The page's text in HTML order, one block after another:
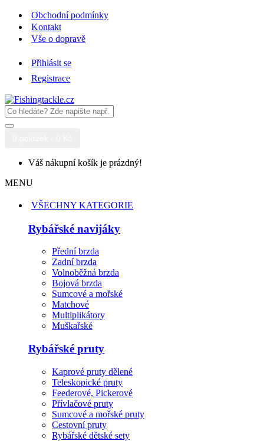
Obchodní podmínky
Kontakt
Vše o dopravě
Přihlásit se
Registrace
Váš nákupní košík je prázdný!
MENU
VŠECHNY KATEGORIE
Rybářské navijáky
Přední brzda
Zadní brzda
Volnoběžná brzda
Bojová brzda
Sumcové a mořské
Matchové
Multiplikátory
Muškařské
Rybářské pruty
Kaprové pruty dělené
Teleskopické pruty
Feederové, Pickerové
Přívlačové pruty
Sumcové a mořské pruty
Cestovní pruty
Rybářské dětské sety